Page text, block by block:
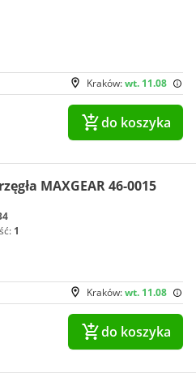
Kraków:wt. 11.08
do koszyka
MAXGEAR 46-0015
1
Kraków:wt. 11.08
do koszyka